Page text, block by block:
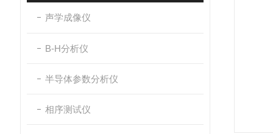
声学成像仪
B-H分析仪
半导体参数分析仪
相序测试仪